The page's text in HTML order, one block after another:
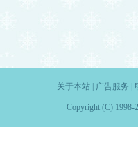
关于本站| 广告服务
Copyright (C) 1998-